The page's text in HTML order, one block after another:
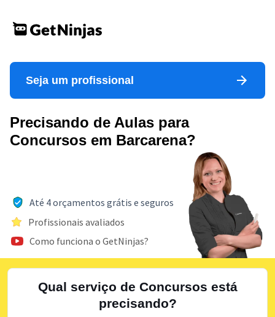
Seja um profissional
Precisando de Aulas para
Concursos em Barcarena?
Até 4 orçamentos grátis e seguros
Profissionais avaliados
Como funciona o GetNinjas?
Qual serviço de Concursos está
precisando?